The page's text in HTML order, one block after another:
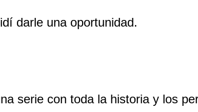
darle una oportunidad.
serie con toda la historia y los